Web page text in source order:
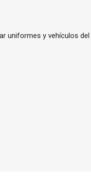
uniformes y vehículos del